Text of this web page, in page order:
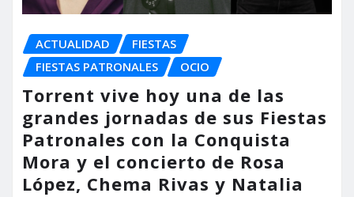
ACTUALIDAD
FIESTAS
FIESTAS PATRONALES
OCIO
Torrent vive hoy una de las
grandes jornadas de sus Fiestas
Patronales con la Conquista
Mora y el concierto de Rosa
López, Chema Rivas y Natalia